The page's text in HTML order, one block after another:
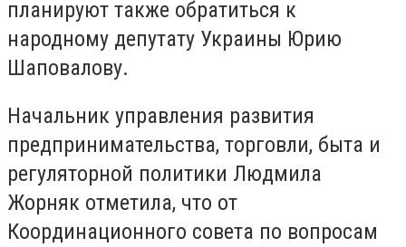
планируют также обратиться к
народному депутату Украины Юрию
Шаповалову.
Начальник управления развития
предпринимательства, торговли, быта и
регуляторной политики Людмила
Жорняк отметила, что от
Координационного совета по вопросам